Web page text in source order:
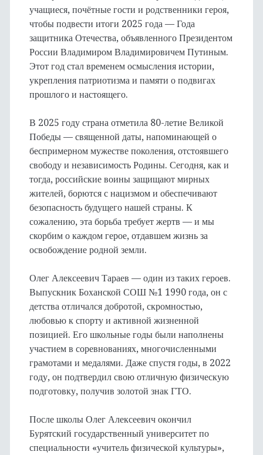
учащиеся, почётные гости и родственники героя,
чтобы подвести итоги 2025 года — Года
защитника Отечества, объявленного Президентом
России Владимиром Владимировичем Путиным.
Этот год стал временем осмысления истории,
укрепления патриотизма и памяти о подвигах
прошлого и настоящего.
В 2025 году страна отметила 80-летие Великой
Победы — священной даты, напоминающей о
беспримерном мужестве поколения, отстоявшего
свободу и независимость Родины. Сегодня, как и
тогда, российские воины защищают мирных
жителей, борются с нацизмом и обеспечивают
безопасность будущего нашей страны. К
сожалению, эта борьба требует жертв — и мы
скорбим о каждом герое, отдавшем жизнь за
освобождение родной земли.
Олег Алексеевич Тараев — один из таких героев.
Выпускник Боханской СОШ №1 1990 года, он с
детства отличался добротой, скромностью,
любовью к спорту и активной жизненной
позицией. Его школьные годы были наполнены
участием в соревнованиях, многочисленными
грамотами и медалями. Даже спустя годы, в 2022
году, он подтвердил свою отличную физическую
подготовку, получив золотой знак ГТО.
После школы Олег Алексеевич окончил
Бурятский государственный университет по
специальности «учитель физической культуры»,